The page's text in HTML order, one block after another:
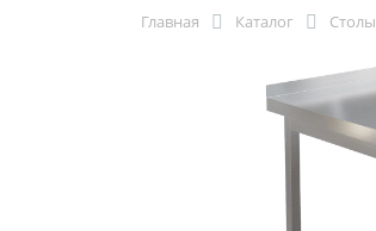
Главная Каталог Столы